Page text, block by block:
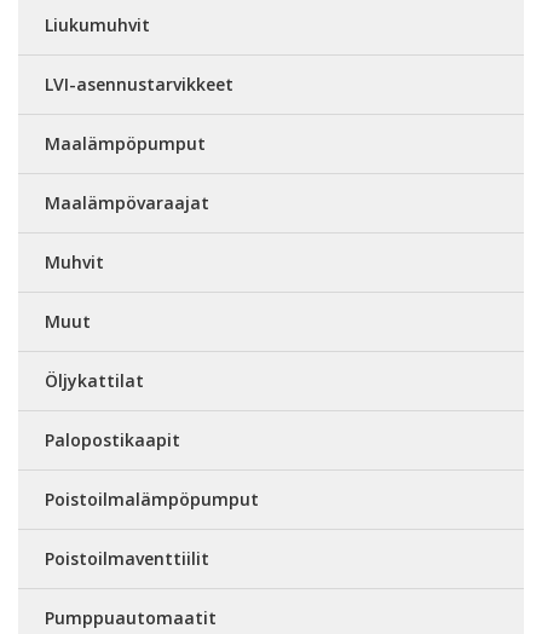
Liukumuhvit
LVI-asennustarvikkeet
Maalämpöpumput
Maalämpövaraajat
Muhvit
Muut
Öljykattilat
Palopostikaapit
Poistoilmalämpöpumput
Poistoilmaventtiilit
Pumppuautomaatit